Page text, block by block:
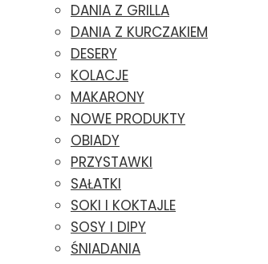
DANIA Z GRILLA
DANIA Z KURCZAKIEM
DESERY
KOLACJE
MAKARONY
NOWE PRODUKTY
OBIADY
PRZYSTAWKI
SAŁATKI
SOKI I KOKTAJLE
SOSY I DIPY
ŚNIADANIA